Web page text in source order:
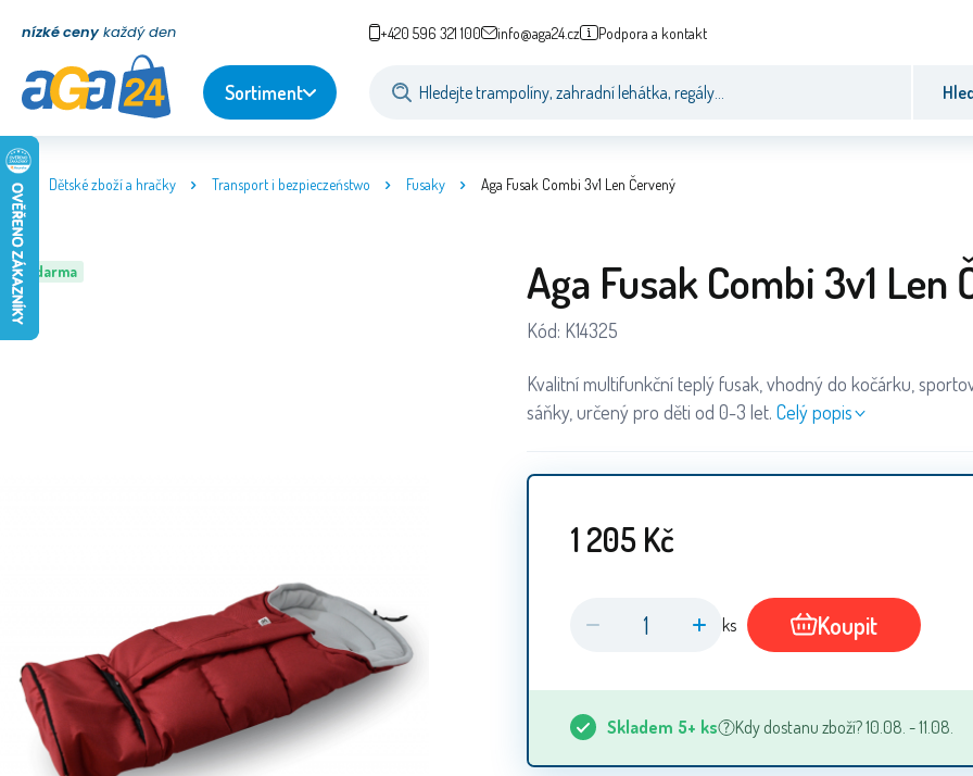
nízké ceny každý den +420 596 321 100 info@aga24.cz Podpora a kontakt
Sortiment
Dětské zboží a hračky Transport i bezpieczeństwo Fusaky Aga Fusak Combi 3v1 Len Červený
Zdarma Aga Fusak Combi 3v1 Len
Kód: K14325
Kvalitní multifunkční teplý fusak, vhodný do kočárku,
sáňky, určený pro děti od 0-3 let. Celý popis
1 205 Kč
ks Koupit
Skladem 5+ ks Kdy dostanu zboží? 10.08. - 11.08.